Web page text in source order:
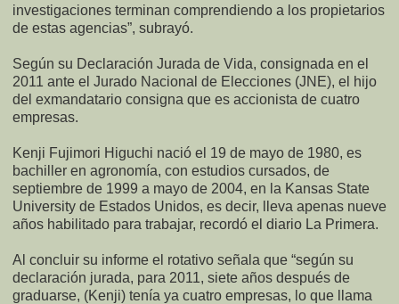
investigaciones terminan comprendiendo a los propietarios
de estas agencias”, subrayó.
Según su Declaración Jurada de Vida, consignada en el
2011 ante el Jurado Nacional de Elecciones (JNE), el hijo
del exmandatario consigna que es accionista de cuatro
empresas.
Kenji Fujimori Higuchi nació el 19 de mayo de 1980, es
bachiller en agronomía, con estudios cursados, de
septiembre de 1999 a mayo de 2004, en la Kansas State
University de Estados Unidos, es decir, lleva apenas nueve
años habilitado para trabajar, recordó el diario La Primera.
Al concluir su informe el rotativo señala que “según su
declaración jurada, para 2011, siete años después de
graduarse, (Kenji) tenía ya cuatro empresas, lo que llama